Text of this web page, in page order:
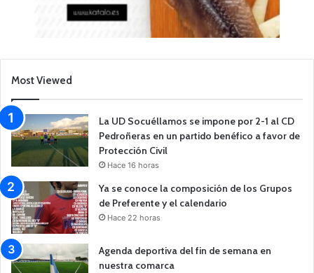
Most Viewed
La UD Socuéllamos se impone por 2-1 al CD
Pedroñeras en un partido benéfico a favor de
Protección Civil
Hace 16 horas
Ya se conoce la composición de los Grupos
de Preferente y el calendario
Hace 22 horas
Agenda deportiva del fin de semana en
nuestra comarca